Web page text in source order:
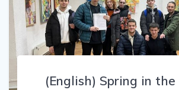
(English) Spring in